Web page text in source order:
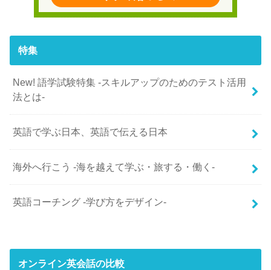
特集
New! 語学試験特集 -スキルアップのためのテスト活用
法とは-
英語で学ぶ日本、英語で伝える日本
海外へ行こう -海を越えて学ぶ・旅する・働く-
英語コーチング -学び方をデザイン-
オンライン英会話の比較